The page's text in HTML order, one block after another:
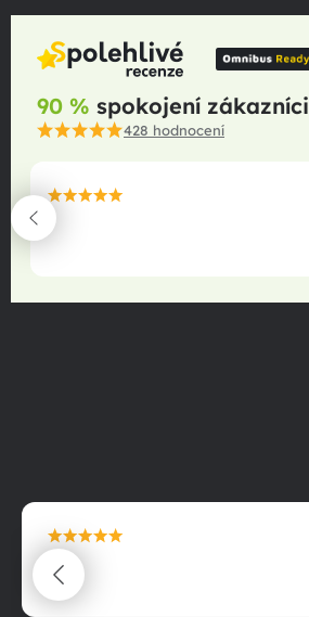
90 % spokojení zákazníci
428 hodnocení
maximální spokojenost
22.06.2025
maximální spokojenost
22.06.2025